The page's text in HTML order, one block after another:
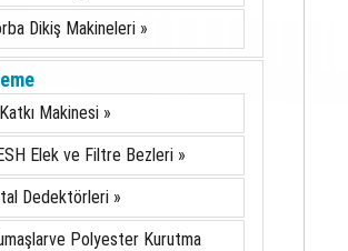
Dikiş Makineleri »
Makinesi »
Elek ve Filtre Bezleri »
Dedektörleri »
Polyester Kurutma